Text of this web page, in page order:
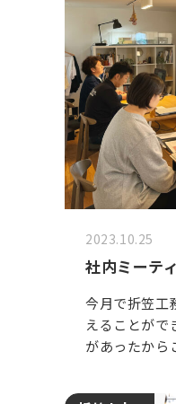
2023.10.25
社内ミーテ
今月で折笠工
えることがで
があったか